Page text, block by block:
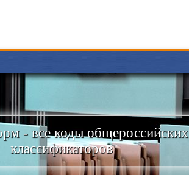
- все коды общероссийских
классификаторов